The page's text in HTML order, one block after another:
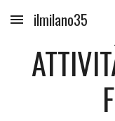
Skip to main content
ilmilano35